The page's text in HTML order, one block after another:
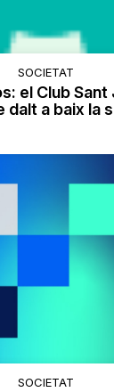
SOCIETAT
el Club
dalt a baix la
SOCIETAT